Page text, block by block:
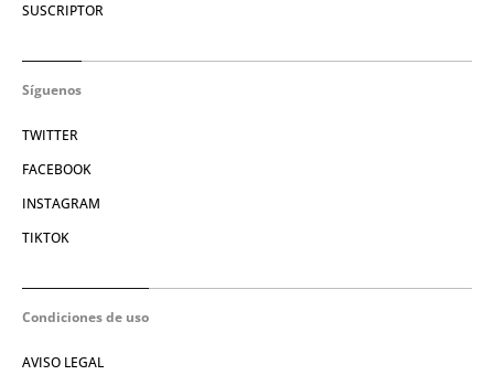
SUSCRIPTOR
Síguenos
TWITTER
FACEBOOK
INSTAGRAM
TIKTOK
Condiciones de uso
AVISO LEGAL